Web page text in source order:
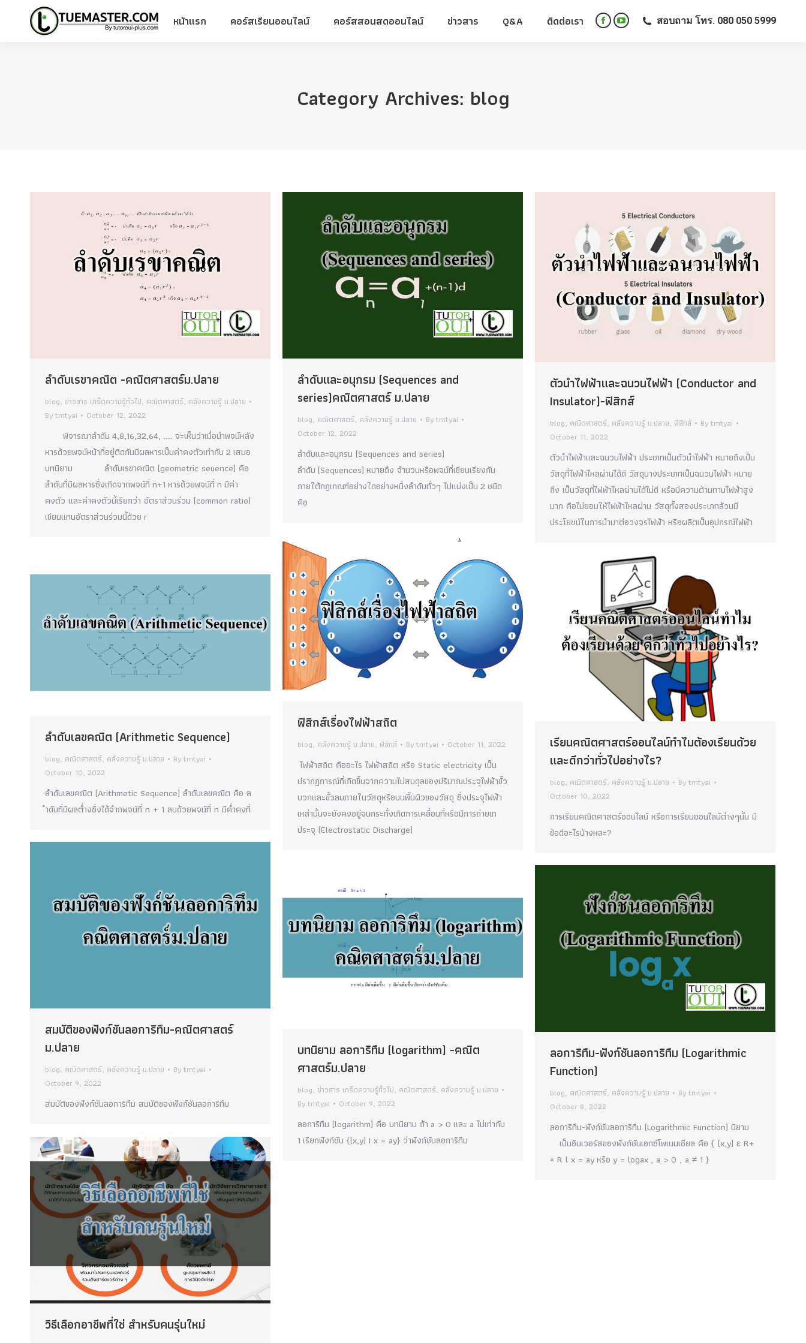
หน้าแรก คอร์สเรียนออนไลน์ คอร์สสอนสดออนไลน์ ข่าวสาร Q&A ติดต่อเรา
FacebookYouTube สอบถาม โทร. 080 050 5999
Category Archives: blog
ลำดับเรขาคณิต -คณิตศาสตร์ม.ปลาย
blog, ข่าวสาร เกร็ดความรู้ทั่วไป, คณิตศาสตร์, คลังความรู้ ม.ปลาย
Bytmtyai October 12, 2022
พิจารณาลำดับ 4,8,16,32,64, ….. จะเห็นว่าเมื่อนำพจน์หลัง
หารด้วยพจน์หน้าที่อยู่ติดกันมีผลหารเป็นค่าคงตัวเท่ากับ 2 เสมอ
บทนิยาม ลำดับเรขาคณิต (geometric seuence) คือ
ลำดับที่มีผลหารซึ่งเกิดจากพจน์ที่ n+1 หารด้วยพจน์ที่ n มีค่า
คงตัว และค่าคงตัวนี้เรียกว่า อัตราส่วนร่วม (common ratio)
เขียนแทนอัตราส่วนร่วมนี้ด้วย r
ลำดับและอนุกรม (Sequences and
series)คณิตศาสตร์ ม.ปลาย
blog, คณิตศาสตร์, คลังความรู้ ม.ปลาย Bytmtyai
October 12, 2022
ลำดับและอนุกรม (Sequences and series)
ลำดับ (Sequences) หมายถึง จำนวนหรือพจน์ที่เขียนเรียงกัน
ภายใต้กฎเกณฑ์อย่างใดอย่างหนึ่งลำดับทั่วๆ ไปแบ่งเป็น 2 ชนิด
คือ
ตัวนำไฟฟ้าและฉนวนไฟฟ้า (Conductor and
Insulator)-ฟิสิกส์
blog, คณิตศาสตร์, คลังความรู้ ม.ปลาย, ฟิสิกส์ Bytmtyai
October 11, 2022
ตัวนำไฟฟ้าและฉนวนไฟฟ้า ประเภทเป็นตัวนำไฟฟ้า หมายถึงเป็น
วัสดุที่ไฟฟ้าไหลผ่านได้ดี วัสดุบางประเภทเป็นฉนวนไฟฟ้า หมาย
ถึง เป็นวัสดุที่ไฟฟ้าไหลผ่านได้ไม่ดี หรือมีความต้านทานไฟฟ้าสูง
มาก คือไม่ยอมให้ไฟฟ้าไหลผ่าน วัสดุทั้งสองประเภทล้วนมี
ประโยชน์ในการนำมาต่อวงจรไฟฟ้า หรือผลิตเป็นอุปกรณ์ไฟฟ้า
ฟิสิกส์เรื่องไฟฟ้าสถิต
blog, คลังความรู้ ม.ปลาย, ฟิสิกส์ Bytmtyai October 11, 2022
ไฟฟ้าสถิต คืออะไร ไฟฟ้าสถิต หรือ Static electricity เป็น
ปรากฏการณ์ที่เกิดขึ้นจากความไม่สมดุลของปริมาณประจุไฟฟ้าขั้ว
บวกและขั้วลบภายในวัสดุหรือบนพื้นผิวของวัสดุ ซึ่งประจุไฟฟ้า
เหล่านั้นจะยังคงอยู่จนกระทั่งเกิดการเคลื่อนที่หรือมีการถ่ายเท
ประจุ (Electrostatic Discharge)
ลำดับเลขคณิต (Arithmetic Sequence)
blog, คณิตศาสตร์, คลังความรู้ ม.ปลาย Bytmtyai
October 10, 2022
ลำดับเลขคณิต (Arithmetic Sequence) ลำดับเลขคณิต คือ ล
ำดับที่มีผลต่ำงซึ่งได้จำกพจน์ที่ n + 1 ลบด้วยพจน์ที่ n มีค่ำคงที่
เรียนคณิตศาสตร์ออนไลน์ทำไมต้องเรียนด้วย
และดีกว่าทั่วไปอย่างไร?
blog, คณิตศาสตร์, คลังความรู้ ม.ปลาย Bytmtyai
October 10, 2022
การเรียนคณิตศาสตร์ออนไลน์ หรือการเรียนออนไลน์ต่างๆนั้น มี
ข้อดีอะไรบ้างหละ?
สมบัติของฟังก์ชันลอการิทึม-คณิตศาสตร์
ม.ปลาย
blog, คณิตศาสตร์, คลังความรู้ ม.ปลาย Bytmtyai
October 9, 2022
สมบัติของฟังก์ชันลอการิทึม สมบัติของฟังก์ชันลอการิทึม
บทนิยาม ลอการิทึม (logarithm) -คณิต
ศาสตร์ม.ปลาย
blog, ข่าวสาร เกร็ดความรู้ทั่วไป, คณิตศาสตร์, คลังความรู้ ม.ปลาย
Bytmtyai October 9, 2022
ลอการิทึม (logarithm) คือ บทนิยาม ถ้า a > 0 และ a ไม่เท่ากับ
1 เรียกฟังก์ชัน {(x,y) I x = ay} ว่าฟังก์ชันลอการิทึม
ลอการิทึม-ฟังก์ชันลอการิทึม (Logarithmic
Function)
blog, คณิตศาสตร์, คลังความรู้ ม.ปลาย Bytmtyai
October 8, 2022
ลอการิทึม-ฟังก์ชันลอการิทึม (Logarithmic Function) นิยาม
เป็นอินเวอร์สของฟังก์ชันเอกซ์โพเนนเชียล คือ { (x,y) ε R+
× R l x = ay หรือ y = logax , a > 0 , a ≠ 1 }
วิธีเลือกอาชีพที่ใช่ สำหรับคนรุ่นใหม่
หน้าแรก คอร์สเรียนออนไลน์ คอร์สสอนสดออนไลน์ ข่าวสาร Q&A ติดต่อเรา
FacebookYouTube สอบถาม โทร. 080 050 5999